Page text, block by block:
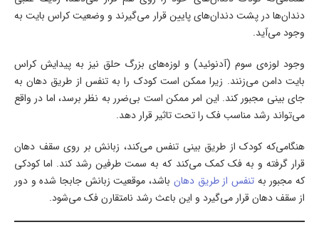
دندان‌ها در پشت دندان‌های پایین‌ قرار می‌گیرند و وضعیت کراس بایت به
وجود می‌آید.
وجود لوزه‌ی سوم (آدنوئید) و لوزه‌های‌ بزرگ حلق نیز به پیدایش کراس
بایت دامن می‌زنند. زیرا ممکن است کودک را به تنفس از طریق دهان به
جای بینی مجبور کند. این امر ممکن است بی‌ضرر به نظر برسد، اما در واقع
می‌تواند رشد مناسب فک را تحت تاثیر قرار دهد.
هنگامی‌که کودک از طریق بینی تنفس می‌کند، زبانش بر روی سقف دهان
قرار گرفته و به فک کمک می‌کند که به سمت طرفین رشد کند. اما کودکی
که مجبور بهتنفس از طریق دهان باشد، موقعیت زبانش جابجا شده و دور
از سقف دهان قرار می‌گیرد و این باعث رشد نامتقارن فک می‌شود.